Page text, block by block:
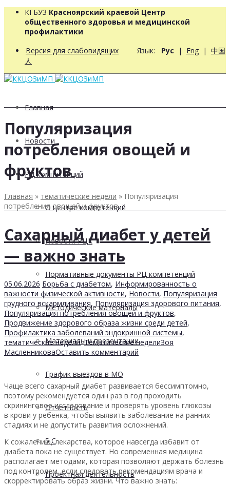
КГБУЗ Красноярский краевой Центр
общественного здоровья и медицинской
профилактики
Версия для слабовидящих Язык: Рус | Eng | 中国
人
Главная
Новости
РЦ компетенций
О центре компетенций
Новости РЦК
Нормативные документы РЦ компетенций
Методические материалы
Материалы и презентации
График выездов в МО
Отчетность
5 С
Проектная деятельность
Популяризация
потребления овощей и
фруктов
Главная » тематические недели » Популяризация
потребления овощей и фруктов
Сахарный диабет у детей
— важно знать
05.06.2026 Борьба с диабетом, Информированность о
важности физической активности, Новости, Популяризация
грудного вскармливания, Популяризация здорового питания,
Популяризация потребления овощей и фруктов,
Продвижение здорового образа жизни среди детей,
Профилактика заболеваний эндокринной системы,
тематические недели,Тематические неделиЗоя
МасленниковаОставить комментарий
Чаще всего сахарный диабет развивается бессимптомно,
поэтому рекомендуется один раз в год проходить
скрининговое исследование и проверять уровень глюкозы
в крови у ребёнка, чтобы выявить заболевание на ранних
стадиях и не допустить развития осложнений.
К сожалению, лекарства, которое навсегда избавит от
диабета пока не существует. Но современная медицина
располагает методами, которая позволяют держать болезнь
под контролем, если следовать рекомендациям врача и
скорректировать образ жизни. Что важно знать: